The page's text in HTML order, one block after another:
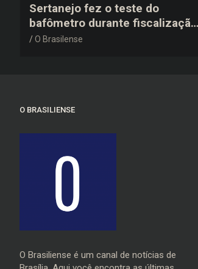
Sertanejo fez o teste do
bafômetro durante fiscalização
na estrada, deu resultado
O Brasilense
O BRASILIENSE
O Brasiliense é um canal de notícias de